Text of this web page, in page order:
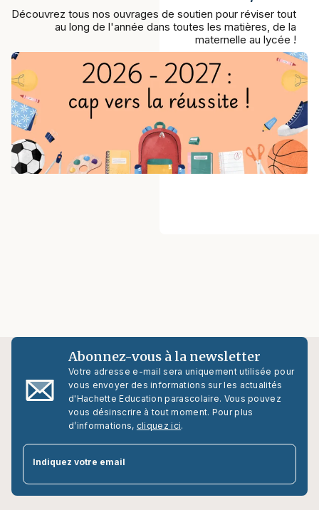
Découvrez tous nos ouvrages de soutien pour réviser tout
au long de l'année dans toutes les matières, de la
maternelle au lycée !
Abonnez-vous à la newsletter
Votre adresse e-mail sera uniquement utilisée pour
vous envoyer des informations sur les actualités
d'Hachette Education parascolaire. Vous pouvez
vous désinscrire à tout moment. Pour plus
d’informations, cliquez ici.
Indiquez votre email